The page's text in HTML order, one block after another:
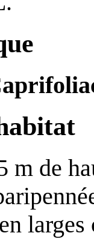
m de